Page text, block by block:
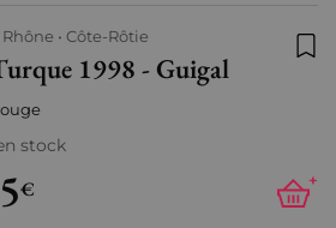
Rhône Côte-Rôtie
1998 - Guigal
stock
€ +